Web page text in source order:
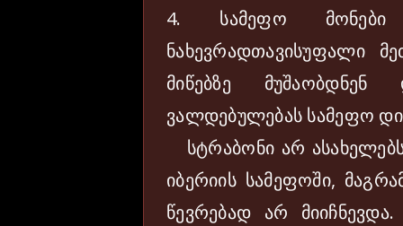
4. სამეფო
ნახევრადთავისუფალი
მიწებზე
ვალდებულებას სამეფო
სტრაბონი არ
იბერიის სამეფოში,
წევრებად არ